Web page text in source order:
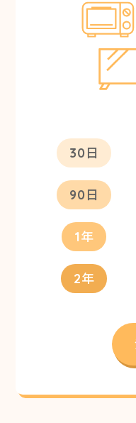
30日
90日
1年
2年